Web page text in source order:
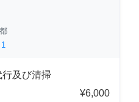
1
行及び清掃
¥6,000